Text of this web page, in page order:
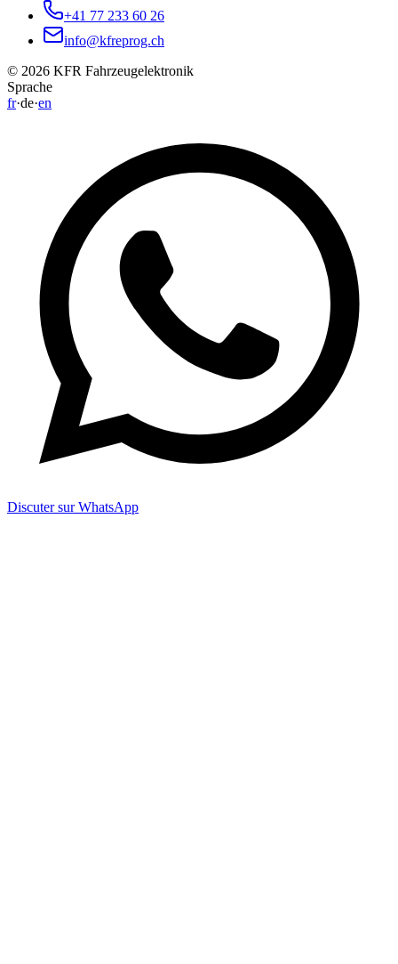
+41 77 233 60 26
info@kfreprog.ch
© 2026 KFR Fahrzeugelektronik
Sprache
fr·de·en
Discuter sur WhatsApp